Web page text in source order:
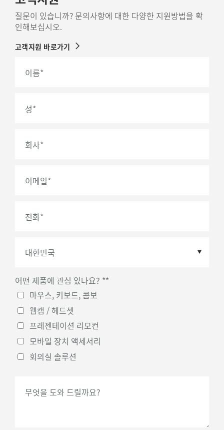
질문이 있습니까? 문의사항에 대한 다양한 지원방법을 확
인해보십시오.
고객지원 바로가기
이름*
성*
회사*
이메일*
전화*
국가*
어떤 제품에 관심 있나요? **
마우스, 키보드, 콤보
웹캠 / 헤드셋
프레젠테이션 리모컨
모바일 장치 액세서리
회의실 솔루션
무엇을 도와 드릴까요?